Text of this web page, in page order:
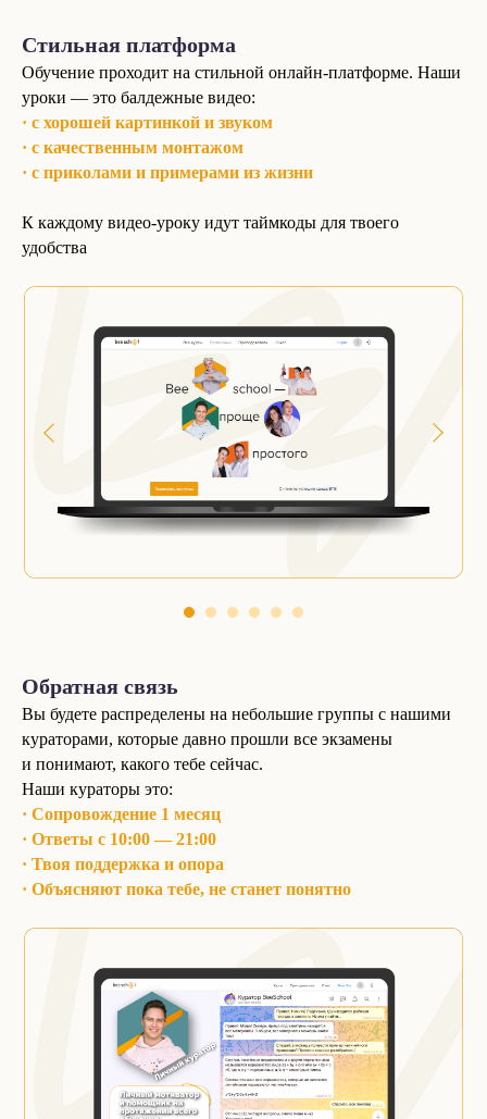
Стильная платформа
Обучение проходит на стильной онлайн-платформе. Наши
уроки — это балдежные видео:
· с хорошей картинкой и звуком
· с качественным монтажом
· с приколами и примерами из жизни
К каждому видео-уроку идут таймкоды для твоего
удобства
Обратная связь
Вы будете распределены на небольшие группы с нашими
кураторами, которые давно прошли все экзамены
и понимают, какого тебе сейчас.
Наши кураторы это:
· Сопровождение 1 месяц
· Ответы с 10:00 — 21:00
· Твоя поддержка и опора
· Объясняют пока тебе, не станет понятно